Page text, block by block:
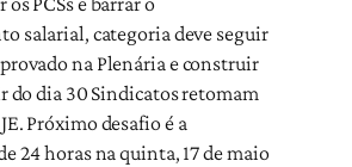
salarial, categoria deve seguir
na Plenária e construir
do dia 30 Sindicatos retomam
Próximo desafio é a
24 horas na quinta, 17 de maio